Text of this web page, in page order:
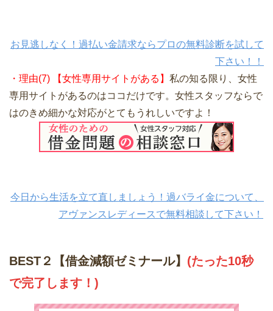
お見逃しなく！過払い金請求ならプロの無料診断を試して
下さい！！
・理由(7) 【女性専用サイトがある】 私の知る限り、女性
専用サイトがあるのはココだけです。女性スタッフならで
はのきめ細かな対応がとてもうれしいですよ！
今日から生活を立て直しましょう！過バライ金について、
アヴァンスレディースで無料相談して下さい！
BEST２【借金減額ゼミナール】 (たった10秒
で完了します！)